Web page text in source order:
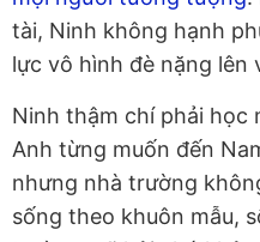
tài, Ninh không hạnh
lực vô hình đè nặng lên
Ninh thậm chí phải học
Anh từng muốn đến
nhưng nhà trường
sống theo khuôn mẫu,